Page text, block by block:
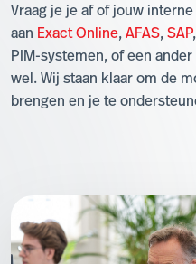
Vraag je je af of jouw
aan Exact Online, AFAS, SAP,
PIM-systemen, of een
wel. Wij staan klaar om de
brengen en je te